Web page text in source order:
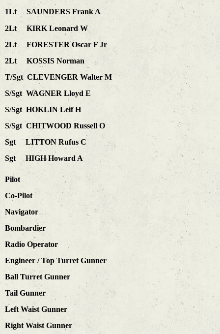
1Lt SAUNDERS Frank A
2Lt KIRK Leonard W
2Lt FORESTER Oscar F Jr
2Lt KOSSIS Norman
T/Sgt CLEVENGER Walter M
S/Sgt WAGNER Lloyd E
S/Sgt HOKLIN Leif H
S/Sgt CHITWOOD Russell O
Sgt LITTON Rufus C
Sgt HIGH Howard A
Pilot
Co-Pilot
Navigator
Bombardier
Radio Operator
Engineer / Top Turret Gunner
Ball Turret Gunner
Tail Gunner
Left Waist Gunner
Right Waist Gunner